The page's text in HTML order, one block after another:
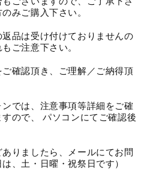
みご購入下さい。
品は受け付けておりませんの
ご注意下さい。
確認頂き、ご理解／ご納得頂
では、注意事項等詳細をご確
ので、 パソコンにてご確認後
りましたら、メールにてお問
、土・日曜・祝祭日です）